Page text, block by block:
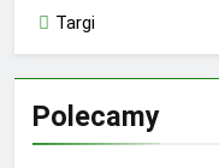
Targi
Polecamy